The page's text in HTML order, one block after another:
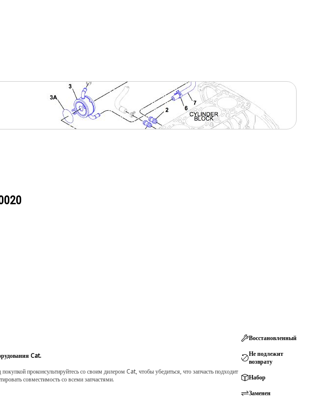
Cat.
проконсультируйтесь со своим дилером Cat, чтобы убедиться, что запчасть подходит
совместимость со всеми запчастями.
Восстановленный
Не подлежит
возврату
Набор
Заменен